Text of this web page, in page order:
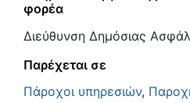
φορέα
Διεύθυνση Δημόσιας
Παρέχεται σε
Πάροχοι υπηρεσιών,